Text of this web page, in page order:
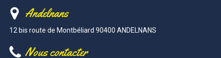
Andelnans
12 bis route de Montbéliard 90400 ANDELNANS
Nous contacter